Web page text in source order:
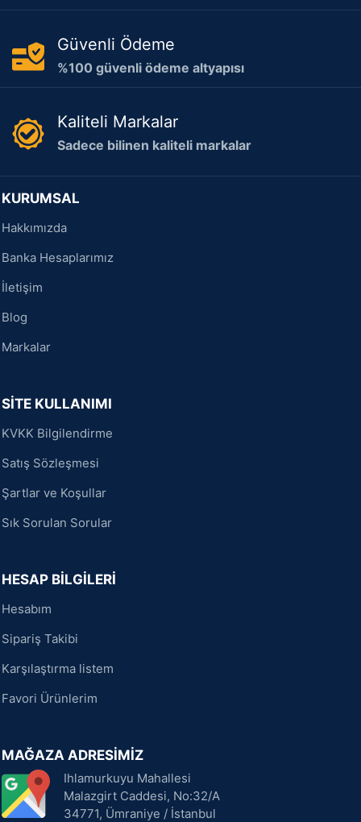
Güvenli Ödeme
%100 güvenli ödeme altyapısı
Kaliteli Markalar
Sadece bilinen kaliteli markalar
KURUMSAL
Hakkımızda
Banka Hesaplarımız
İletişim
Blog
Markalar
SİTE KULLANIMI
KVKK Bilgilendirme
Satış Sözleşmesi
Şartlar ve Koşullar
Sık Sorulan Sorular
HESAP BİLGİLERİ
Hesabım
Sipariş Takibi
Karşılaştırma listem
Favori Ürünlerim
MAĞAZA ADRESİMİZ
Ihlamurkuyu Mahallesi
Malazgirt Caddesi, No:32/A
34771, Ümraniye / İstanbul